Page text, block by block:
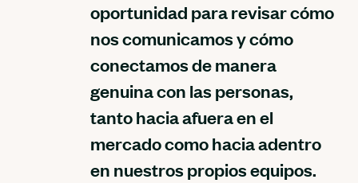
oportunidad para revisar cómo
nos comunicamos y cómo
conectamos de manera
genuina con las personas,
tanto hacia afuera en el
mercado como hacia adentro
en nuestros propios equipos.